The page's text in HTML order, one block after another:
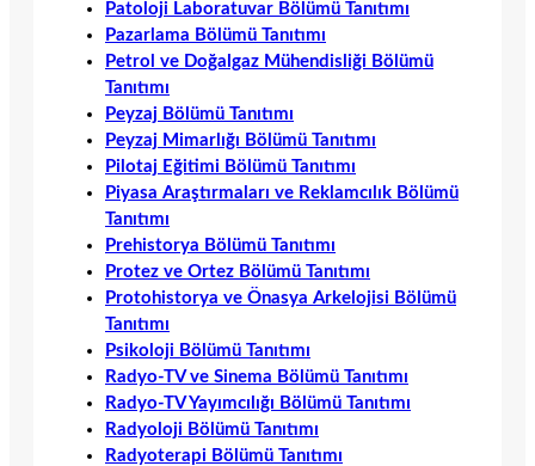
Patoloji Laboratuvar Bölümü Tanıtımı
Pazarlama Bölümü Tanıtımı
Petrol ve Doğalgaz Mühendisliği Bölümü
Tanıtımı
Peyzaj Bölümü Tanıtımı
Peyzaj Mimarlığı Bölümü Tanıtımı
Pilotaj Eğitimi Bölümü Tanıtımı
Piyasa Araştırmaları ve Reklamcılık Bölümü
Tanıtımı
Prehistorya Bölümü Tanıtımı
Protez ve Ortez Bölümü Tanıtımı
Protohistorya ve Önasya Arkelojisi Bölümü
Tanıtımı
Psikoloji Bölümü Tanıtımı
Radyo-TV ve Sinema Bölümü Tanıtımı
Radyo-TV Yayımcılığı Bölümü Tanıtımı
Radyoloji Bölümü Tanıtımı
Radyoterapi Bölümü Tanıtımı